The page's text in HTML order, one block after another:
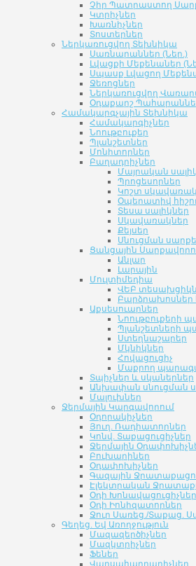
Չիր Պատրաստող
Կտրիչներ
Խառնիչներ
Տոստերներ
Ներկառուցվող Տեխնիկա
Սառնարաններ (Ներ.)
Լվացքի Մեքենաներ
Սպասք Լվացող
Ջեռոցներ
Ներկառուցվող
Օդաքարշ
Համակարգչային Տեխնիկա
Համակարգիչներ
Նոութբուքեր
Պլանշետներ
Մոնիտորներ
Բաղադրիչներ
Մայրական
Պրոցեսորներ
Կոշտ
Օպերատիվ
Տեսա սալիկներ
Սկավառակներ
Քեյսեր
Սնուցման
Ցանցային
Անլար
Լարային
Մուլտիմեդիա
ՎԵԲ
Բարձրախոսներ
Աքսեսուարներ
Նոութբուքերի
Պլանշետների
Ստեղնաշարեր
Մկնիկներ
Հովացուցիչ
Մաքրող
Տպիչներ և սկաներներ
Անխափան սնուցման
Մալուխներ
Ջերմային Կարգավորում
Օդորակիչներ
Յուղ. Ռադիատորներ
Կոնվ. Տաքացուցիչներ
Ջերմային
Բուխարիներ
Օդափոխիչներ
Գազային
Էլեկտրական
Օդի Խոնավացուցիչներ
Օդի Իոնիզատորներ
Ջուր Սառեց./Տաքաց.
Գեղեց. Եվ Առողջություն
Մազազերծիչներ
Մազկտրիչներ
Ֆեներ
Վարսահարդարիչներ